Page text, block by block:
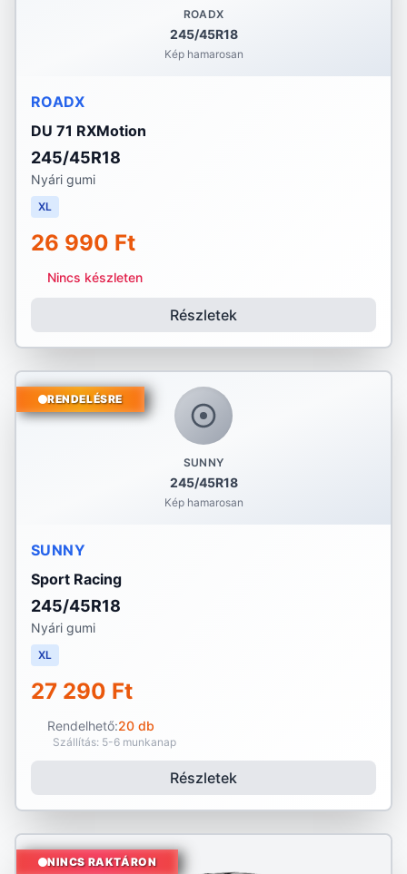
ROADX
245/45R18
Kép hamarosan
ROADX
DU 71 RXMotion
245/45R18
Nyári gumi
XL
26 990 Ft
Nincs készleten
Részletek
SUNNY
245/45R18
Kép hamarosan
RENDELÉSRE
SUNNY
Sport Racing
245/45R18
Nyári gumi
XL
27 290 Ft
Rendelhető:20 db
Szállítás: 5-6 munkanap
Részletek
NINCS RAKTÁRON